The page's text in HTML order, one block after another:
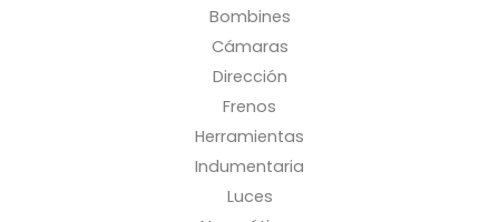
Bombines
Cámaras
Dirección
Frenos
Herramientas
Indumentaria
Luces